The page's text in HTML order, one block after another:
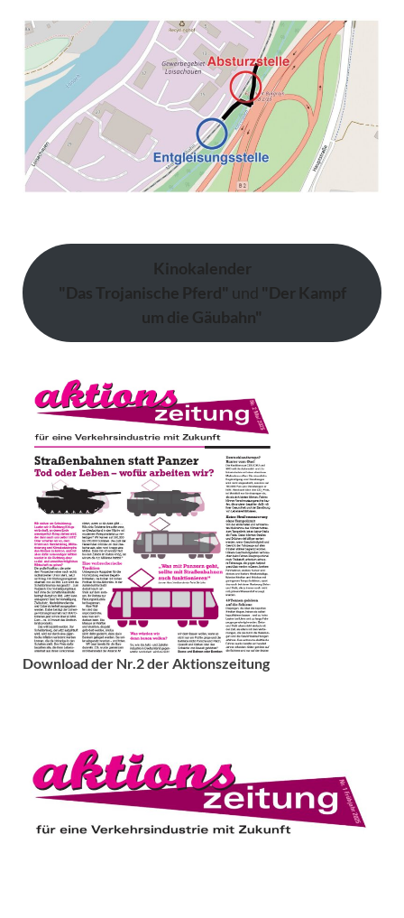
Kinokalender
"Das Trojanische Pferd" und "Der Kampf
um die Gäubahn"
Download der Nr.2 der Aktionszeitung